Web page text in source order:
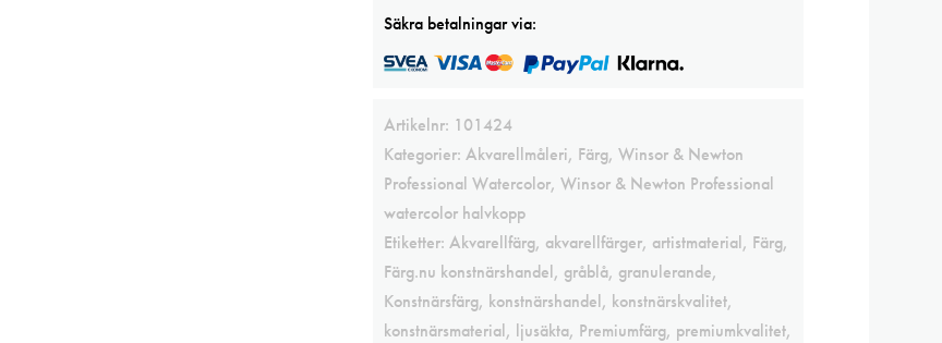
Säkra betalningar via:
Artikelnr: 101424
Kategorier: Akvarellmåleri, Färg, Winsor & Newton
Professional Watercolor, Winsor & Newton Professional
watercolor halvkopp
Etiketter: Akvarellfärg, akvarellfärger, artistmaterial, Färg,
Färg.nu konstnärshandel, gråblå, granulerande,
Konstnärsfärg, konstnärshandel, konstnärskvalitet,
konstnärsmaterial, ljusäkta, Premiumfärg, premiumkvalitet,